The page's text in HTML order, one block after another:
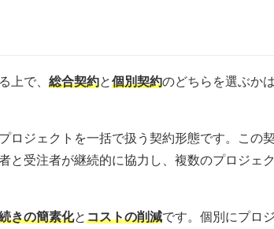
上で、 総合契約と個別契約のどちらを選ぶか
ロジェクトを一括で扱う契約形態です。この
と受注者が継続的に協力し、複数のプロジェ
きの簡素化とコストの削減です。個別にプロ